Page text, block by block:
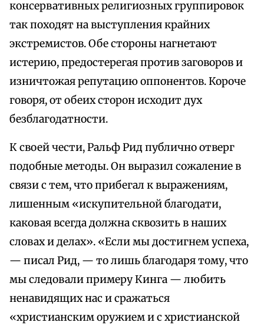
консервативных религиозных группировок
так походят на выступления крайних
экстремистов. Обе стороны нагнетают
истерию, предостерегая против заговоров и
изничтожая репутацию оппонентов. Короче
говоря, от обеих сторон исходит дух
безблагодатности.
К своей чести, Ральф Рид публично отверг
подобные методы. Он выразил сожаление в
связи с тем, что прибегал к выражениям,
лишенным «искупительной благодати,
каковая всегда должна сквозить в наших
словах и делах». «Если мы достигнем успеха,
— писал Рид, — то лишь благодаря тому, что
мы следовали примеру Кинга — любить
ненавидящих нас и сражаться
«христианским оружием и с христианской